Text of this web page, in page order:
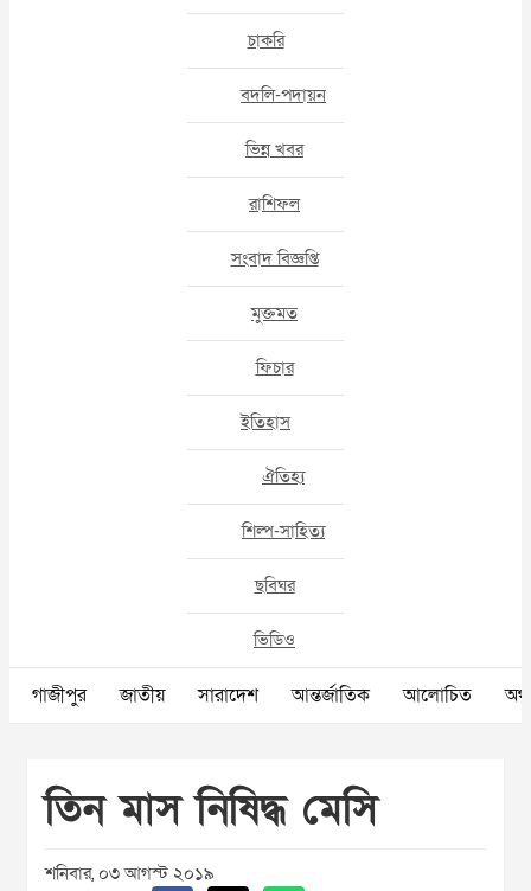
চাকরি
বদলি-পদায়ন
ভিন্ন খবর
রাশিফল
সংবাদ বিজ্ঞপ্তি
মুক্তমত
ফিচার
ইতিহাস
ঐতিহ্য
শিল্প-সাহিত্য
ছবিঘর
ভিডিও
গাজীপুর জাতীয় সারাদেশ আন্তর্জাতিক আলোচিত
তিন মাস নিষিদ্ধ মেসি
শনিবার, ০৩ আগস্ট ২০১৯